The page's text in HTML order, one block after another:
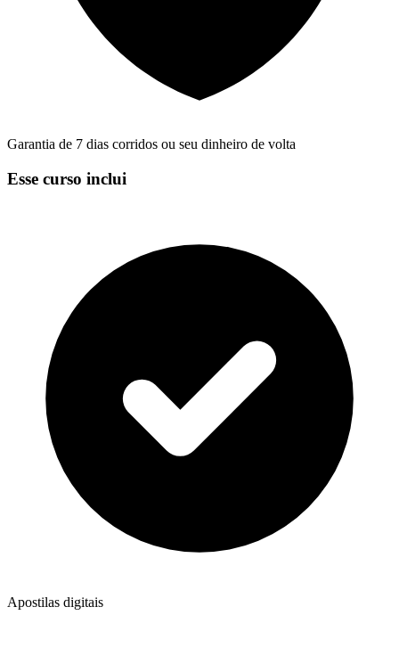
Garantia de 7 dias corridos ou seu dinheiro de volta
Esse curso inclui
Apostilas digitais